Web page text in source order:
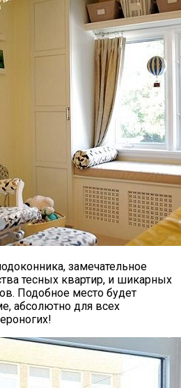
замечательное
тесных квартир, и шикарных
Подобное место будет
абсолютно для всех